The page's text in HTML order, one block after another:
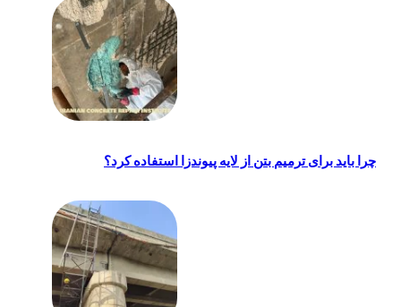
چرا باید برای ترمیم بتن از لایه پیوندزا استفاده کرد؟